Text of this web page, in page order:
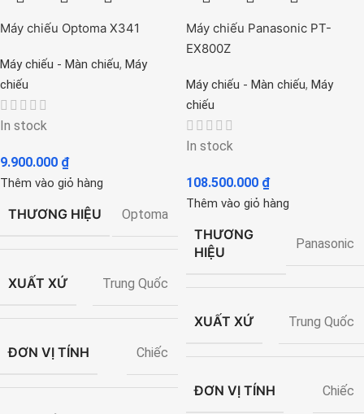
Máy chiếu Optoma X341
Máy chiếu - Màn chiếu, Máy
chiếu
In stock
9.900.000 ₫
Thêm vào giỏ hàng
THƯƠNG HIỆU Optoma
XUẤT XỨ Trung Quốc
ĐƠN VỊ TÍNH Chiếc
Máy chiếu Panasonic PT-
EX800Z
Máy chiếu - Màn chiếu, Máy
chiếu
In stock
108.500.000 ₫
Thêm vào giỏ hàng
THƯƠNG
HIỆU
Panasonic
XUẤT XỨ Trung Quốc
ĐƠN VỊ TÍNH Chiếc